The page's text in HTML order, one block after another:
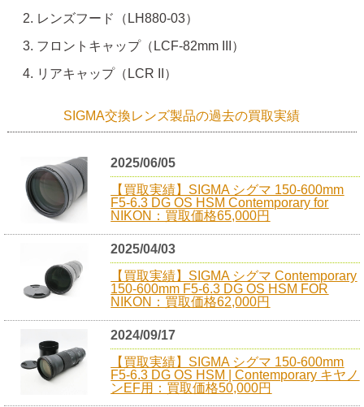
レンズフード（LH880-03）
フロントキャップ（LCF-82mm III）
リアキャップ（LCR II）
SIGMA交換レンズ製品の過去の買取実績
2025/06/05
【買取実績】SIGMA シグマ 150-600mm
F5-6.3 DG OS HSM Contemporary for
NIKON：買取価格65,000円
2025/04/03
【買取実績】SIGMA シグマ Contemporary
150-600mm F5-6.3 DG OS HSM FOR
NIKON：買取価格62,000円
2024/09/17
【買取実績】SIGMA シグマ 150-600mm
F5-6.3 DG OS HSM | Contemporary キヤノ
ンEF用：買取価格50,000円